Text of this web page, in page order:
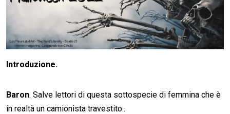
Introduzione.
Baron. Salve lettori di questa sottospecie di femmina che è
in realtà un camionista travestito..